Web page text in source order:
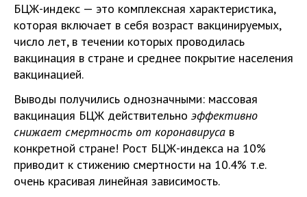
БЦЖ-индекс — это комплексная характеристика,
которая включает в себя возраст вакцинируемых,
число лет, в течении которых проводилась
вакцинация в стране и среднее покрытие населения
вакцинацией.
Выводы получились однозначными: массовая
вакцинация БЦЖ действительно эффективно
снижает смертность от коронавируса в
конкретной стране! Рост БЦЖ-индекса на 10%
приводит к стижению смертности на 10.4% т.е.
очень красивая линейная зависимость.